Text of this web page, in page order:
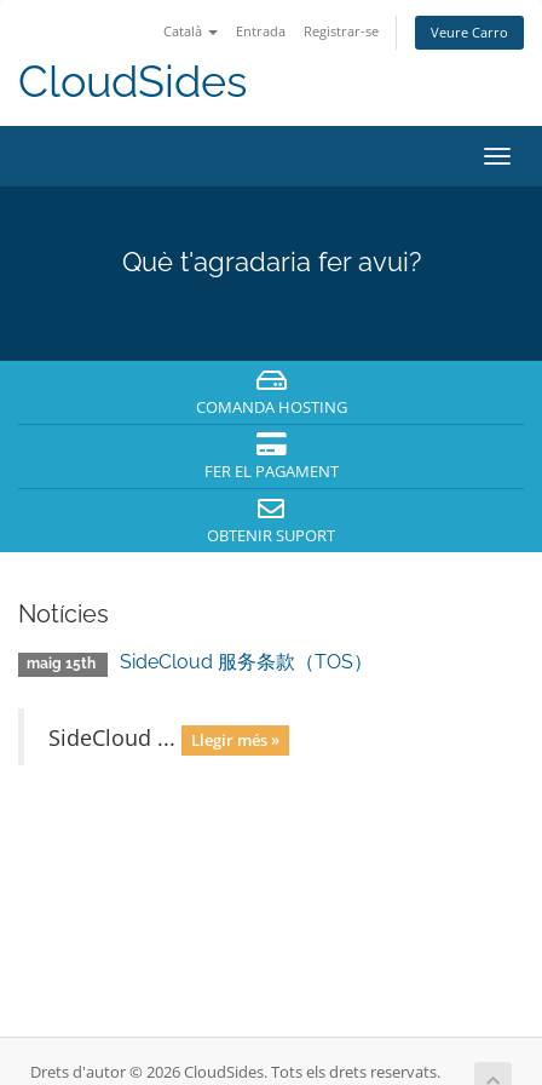
Català Entrada Registrar-se Veure Carro
CloudSides
la
Què t'agradaria fer avui?
COMANDA HOSTING
FER EL PAGAMENT
OBTENIR SUPORT
Notícies
maig 15th SideCloud 服务条款（TOS）
SideCloud ... Llegir més »
Drets d'autor © 2026 CloudSides. Tots els drets reservats.